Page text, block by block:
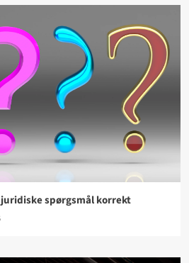
spørgsmål korrekt